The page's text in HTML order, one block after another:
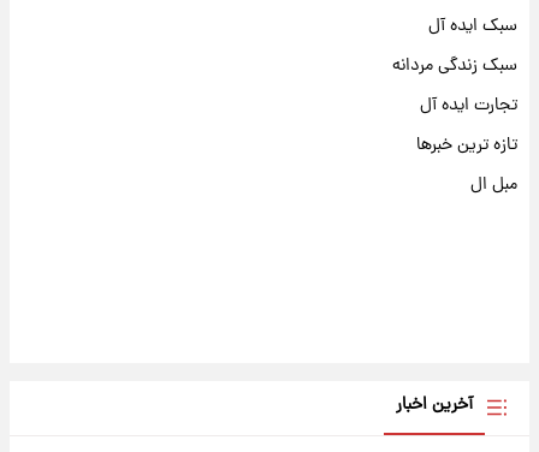
سبک ایده آل
سبک زندگی مردانه
تجارت ایده آل
تازه ترین خبرها
مبل ال
آخرین اخبار